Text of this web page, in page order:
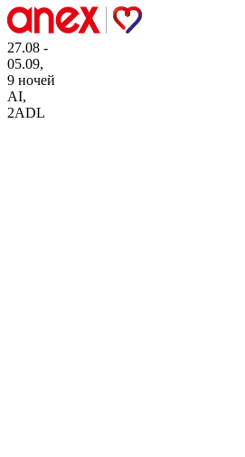
27.08 -
05.09,
9 ночей
AI,
2ADL